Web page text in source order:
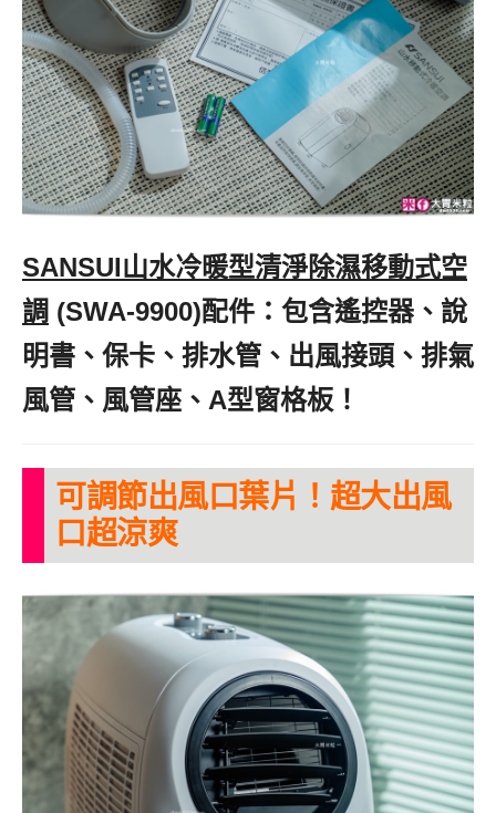
SANSUI山水冷暖型清淨除濕移動式空
調 (SWA-9900)配件：包含遙控器、說
明書、保卡、排水管、出風接頭、排氣
風管、風管座、A型窗格板！
可調節出風口葉片！超大出風
口超涼爽